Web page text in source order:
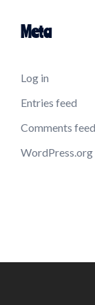
Meta
Log in
Entries feed
Comments feed
WordPress.org